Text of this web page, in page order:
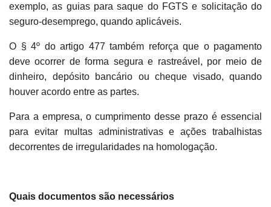
exemplo, as guias para saque do FGTS e solicitação do
seguro-desemprego, quando aplicáveis.
O § 4º do artigo 477 também reforça que o pagamento
deve ocorrer de forma segura e rastreável, por meio de
dinheiro, depósito bancário ou cheque visado, quando
houver acordo entre as partes.
Para a empresa, o cumprimento desse prazo é essencial
para evitar multas administrativas e ações trabalhistas
decorrentes de irregularidades na homologação.
Quais documentos são necessários